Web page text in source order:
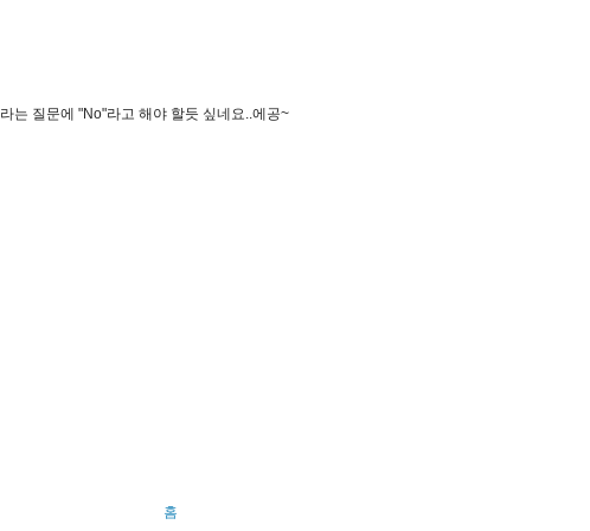
는 질문에 "No"라고 해야 할듯 싶네요..에공~
홈